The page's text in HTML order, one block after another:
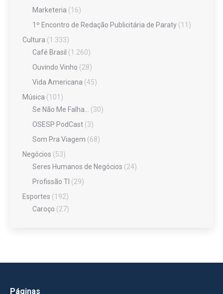
Marketeria (16)
1º Encontro de Redação Publicitária de Paraty (11)
Cultura (1.333)
Café Brasil (1.260)
Ouvindo Vinho (28)
Vida Americana (45)
Música (101)
Se Não Me Falha…
(30)
OSESP PodCast (3)
Som Pra Viagem (68)
Negócios (53)
Seres Humanos de Negócios (24)
Profissão TI (29)
Esportes (192)
Caroço (27)
Páginas